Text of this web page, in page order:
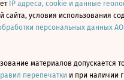
IP адреса, cookie и данные
сайта, условия использования
персональных данных
материалов допускается
перепечатки и при наличии